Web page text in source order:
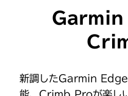
新調したGarmin